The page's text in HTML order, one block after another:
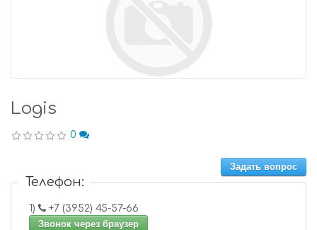
Logis
0
Задать вопрос
Телефон:
1)
+7 (3952) 45-57-66
Звонок через браузер